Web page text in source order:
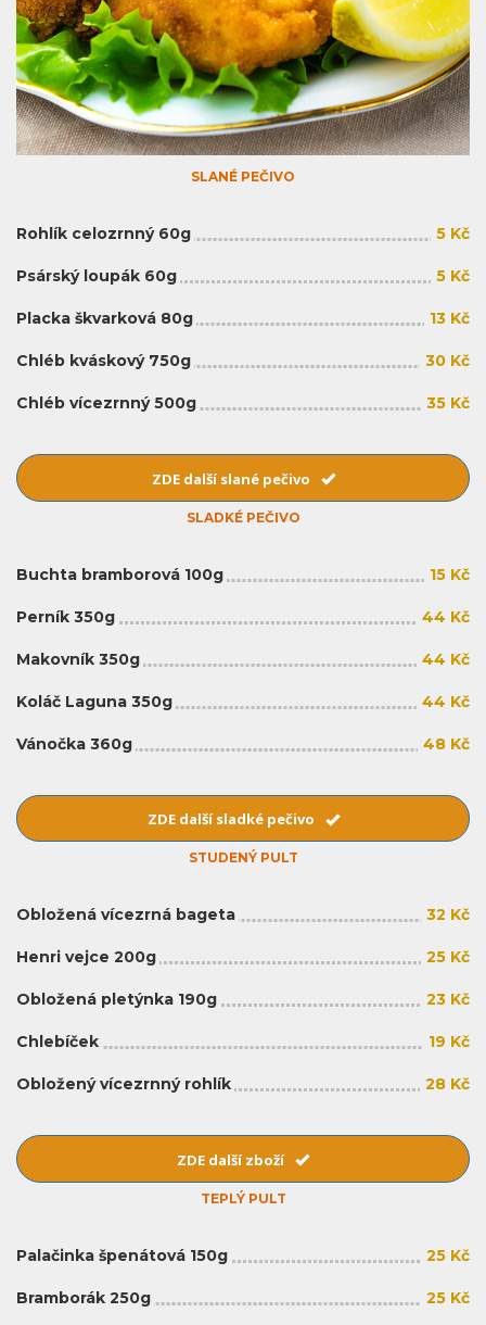
SLANÉ PEČIVO
Rohlík celozrnný 60g 5 Kč
Psárský loupák 60g 5 Kč
Placka škvarková 80g 13 Kč
Chléb kváskový 750g 30 Kč
Chléb vícezrnný 500g 35 Kč
ZDE další slané pečivo
SLADKÉ PEČIVO
Buchta bramborová 100g 15 Kč
Perník 350g 44 Kč
Makovník 350g 44 Kč
Koláč Laguna 350g 44 Kč
Vánočka 360g 48 Kč
ZDE další sladké pečivo
STUDENÝ PULT
Obložená vícezrná bageta 32 Kč
Henri vejce 200g 25 Kč
Obložená pletýnka 190g 23 Kč
Chlebíček 19 Kč
Obložený vícezrnný rohlík 28 Kč
ZDE další zboží
TEPLÝ PULT
Palačinka špenátová 150g 25 Kč
Bramborák 250g 25 Kč